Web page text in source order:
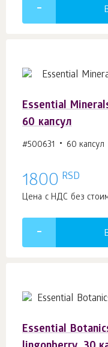
Essential
60 капсул
#500631 60 капсул
1800 RSD
Цена с НДС без
Essential